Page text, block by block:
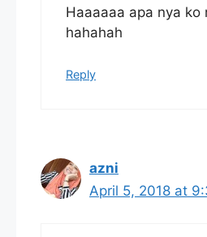
Haaaaaa apa nya ko
hahahah
Reply
azni
April 5, 2018 at